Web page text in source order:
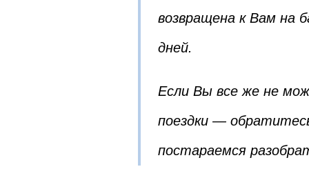
возвращена к Вам на
дней.
Если Вы все же не
поездки —
постараемся